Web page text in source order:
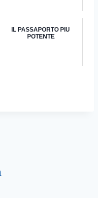
IL PASSAPORTO PIU
POTENTE